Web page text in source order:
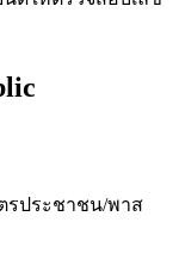
รประชาชน/พาส